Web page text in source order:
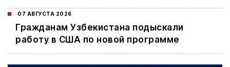
07 АВГУСТА 2026
Гражданам Узбекистана подыскали
работу в США по новой программе